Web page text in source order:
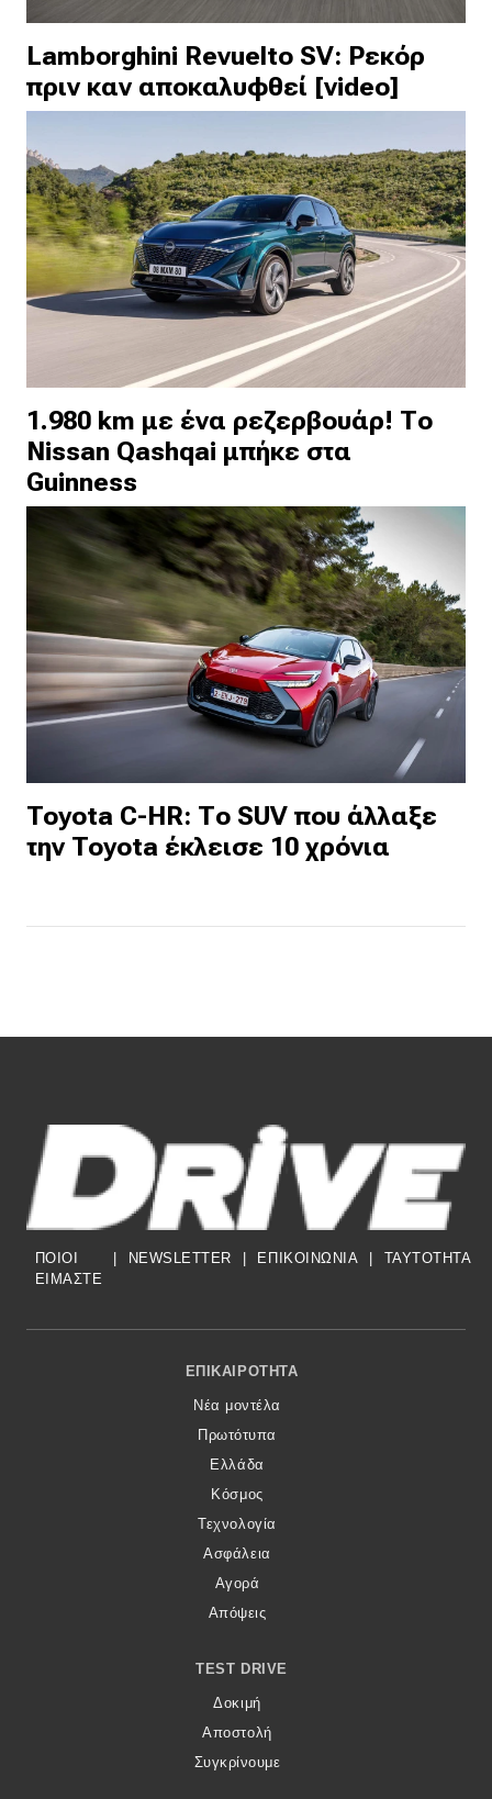
Lamborghini Revuelto SV: Ρεκόρ
πριν καν αποκαλυφθεί [video]
1.980 km με ένα ρεζερβουάρ! Το
Nissan Qashqai μπήκε στα
Guinness
Toyota C-HR: Το SUV που άλλαξε
την Toyota έκλεισε 10 χρόνια
ΠΟΙΟΙ
ΕΙΜΑΣΤΕ
| NEWSLETTER | ΕΠΙΚΟΙΝΩΝΙΑ | TAYTOTHTA
Footer Menu
ΕΠΙΚΑΙΡΌΤΗΤΑ
Νέα μοντέλα
Πρωτότυπα
Ελλάδα
Κόσμος
Τεχνολογία
Ασφάλεια
Αγορά
Απόψεις
TEST DRIVE
Δοκιμή
Αποστολή
Συγκρίνουμε